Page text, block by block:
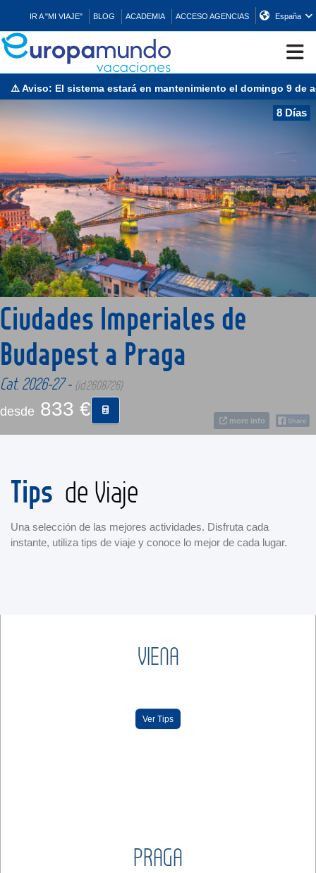
IR A "MI VIAJE" BLOG ACADEMIA ACCESO AGENCIAS España
CRUCEROS
ASIA
ORIENTE
PROMOCIONES
COMPRAR
CONTACTO
Aviso: El sistema estará en mantenimiento el domingo 9 de
8 Días
more info
Ciudades Imperiales de
Budapest a Praga
Cat. 2026-27 - (id:2608726)
desde 833 €
Tips de Viaje
Una selección de las mejores actividades. Disfruta cada
instante, utiliza tips de viaje y conoce lo mejor de cada lugar.
VIENA
Ver Tips
PRAGA